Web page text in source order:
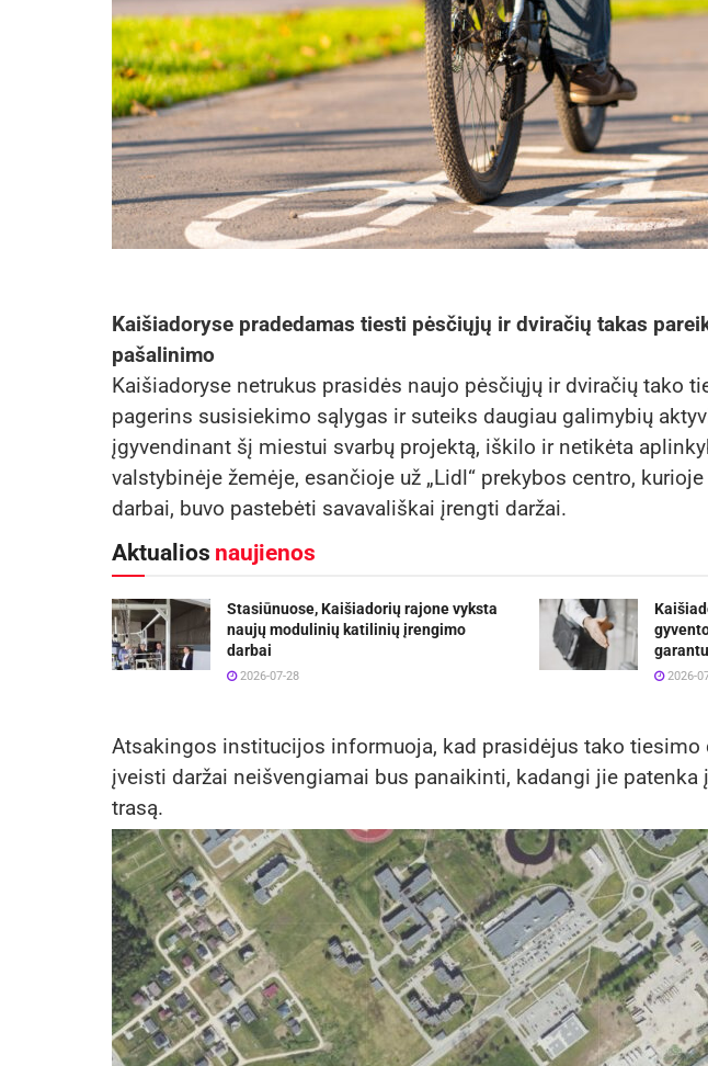
Kaišiadoryse pradedamas tiesti pėsčiųjų ir dviračių takas
pašalinimo
Kaišiadoryse netrukus prasidės naujo pėsčiųjų ir dviračių tako
pagerins susisiekimo sąlygas ir suteiks daugiau galimybių
įgyvendinant šį miestui svarbų projektą, iškilo ir netikėta
valstybinėje žemėje, esančioje už „Lidl“ prekybos centro,
darbai, buvo pastebėti savavališkai įrengti daržai.
Aktualios naujienos
Stasiūnuose, Kaišiadorių rajone vyksta
naujų modulinių katilinių įrengimo
darbai
2026-07-28 2026-
Atsakingos institucijos informuoja, kad prasidėjus tako tiesimo
įveisti daržai neišvengiamai bus panaikinti, kadangi jie
trasą.